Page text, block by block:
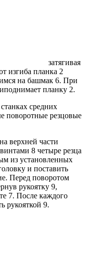
затягивая
изгиба планка 2
на башмак 6. При
планку 2.
средних
поворотные резцовые
верхней части
8 четыре резца
из установленных
и поставить
Перед поворотом
рукоятку 9,
7. После каждого
рукояткой 9.